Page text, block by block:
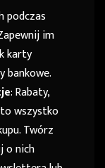
podczas
im
karty
bankowe.
: Rabaty,
wszystko
Twórz
o nich